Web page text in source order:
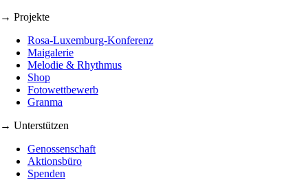
→ Projekte
Rosa-Luxemburg-Konferenz
Maigalerie
Melodie & Rhythmus
Shop
Fotowettbewerb
Granma
→ Unterstützen
Genossenschaft
Aktionsbüro
Spenden